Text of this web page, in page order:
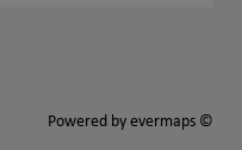
Powered by evermaps ©